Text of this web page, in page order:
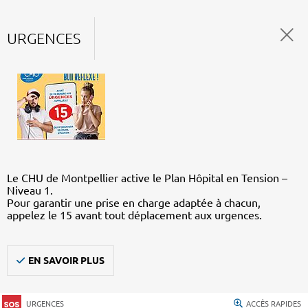
URGENCES
Le CHU de Montpellier active le Plan Hôpital en Tension –
Niveau 1.
Pour garantir une prise en charge adaptée à chacun,
appelez le 15 avant tout déplacement aux urgences.
EN SAVOIR PLUS
URGENCES ACCÈS RAPIDES